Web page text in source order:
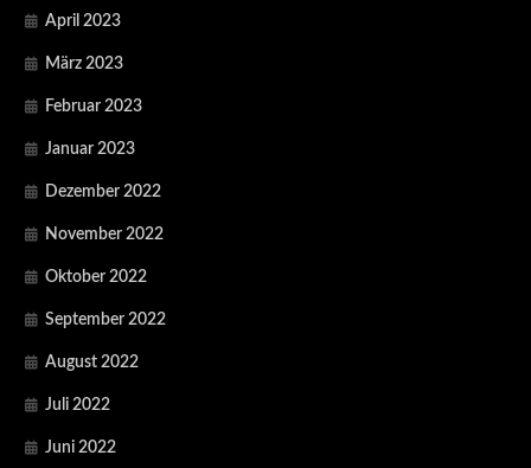
April 2023
März 2023
Februar 2023
Januar 2023
Dezember 2022
November 2022
Oktober 2022
September 2022
August 2022
Juli 2022
Juni 2022